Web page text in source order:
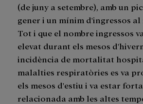
(de juny a setembre), amb un
gener i un mínim d'ingressos al
Tot i que el nombre ingressos
elevat durant els mesos
incidència de mortalitat
malalties respiratòries es va
els mesos d'estiu i va estar
relacionada amb les altes